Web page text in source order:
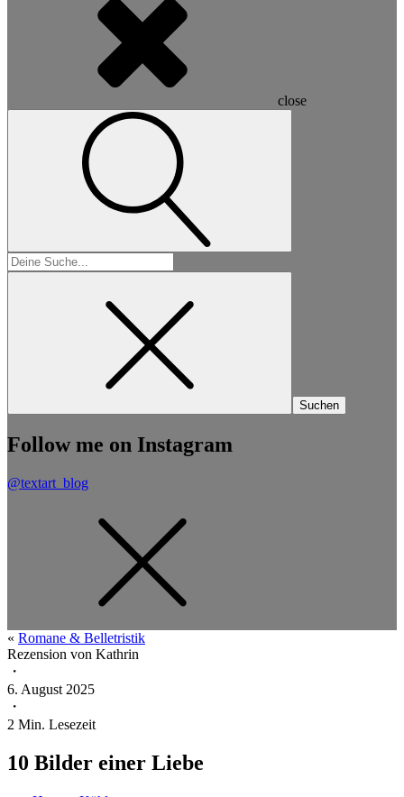
close
Suchen
nach:
Follow me on Instagram
@textart_blog
« Romane & Belletristik
Rezension von Kathrin
・
6. August 2025
・
2 Min. Lesezeit
10 Bilder einer Liebe